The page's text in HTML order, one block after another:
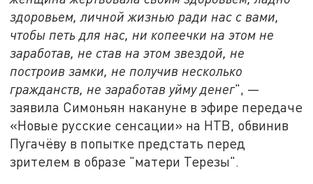
здоровьем, личной жизнью ради нас с вами,
чтобы петь для нас, ни копеечки на этом не
заработав, не став на этом звездой, не
построив замки, не получив несколько
гражданств, не заработав уйму денег", —
заявила Симоньян накануне в эфире передаче
«Новые русские сенсации» на НТВ, обвинив
Пугачёву в попытке предстать перед
зрителем в образе "матери Терезы".